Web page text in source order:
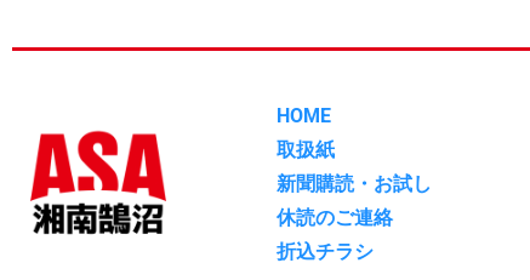
HOME
取扱紙
新聞購読・お試し
休読のご連絡
折込チラシ